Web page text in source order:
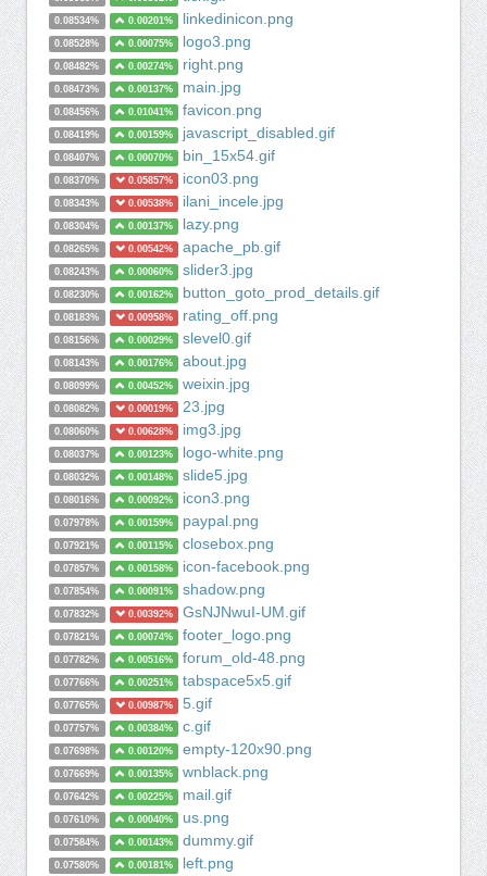
0.08534% 0.00201% linkedinicon.png
0.08528% 0.00075% logo3.png
0.08482% 0.00274% right.png
0.08473% 0.00137% main.jpg
0.08456% 0.01041% favicon.png
0.08419% 0.00159% javascript_disabled.gif
0.08407% 0.00070% bin_15x54.gif
0.08370% 0.05857% icon03.png
0.08343% 0.00538% ilani_incele.jpg
0.08304% 0.00137% lazy.png
0.08265% 0.00542% apache_pb.gif
0.08243% 0.00060% slider3.jpg
0.08230% 0.00162% button_goto_prod_details.gif
0.08183% 0.00958% rating_off.png
0.08156% 0.00029% slevel0.gif
0.08143% 0.00176% about.jpg
0.08099% 0.00452% weixin.jpg
0.08082% 0.00019% 23.jpg
0.08060% 0.00628% img3.jpg
0.08037% 0.00123% logo-white.png
0.08032% 0.00148% slide5.jpg
0.08016% 0.00092% icon3.png
0.07978% 0.00159% paypal.png
0.07921% 0.00115% closebox.png
0.07857% 0.00158% icon-facebook.png
0.07854% 0.00091% shadow.png
0.07832% 0.00392% GsNJNwuI-UM.gif
0.07821% 0.00074% footer_logo.png
0.07782% 0.00516% forum_old-48.png
0.07766% 0.00251% tabspace5x5.gif
0.07765% 0.00987% 5.gif
0.07757% 0.00384% c.gif
0.07698% 0.00120% empty-120x90.png
0.07669% 0.00135% wnblack.png
0.07642% 0.00225% mail.gif
0.07610% 0.00040% us.png
0.07584% 0.00143% dummy.gif
0.07580% 0.00181% left.png